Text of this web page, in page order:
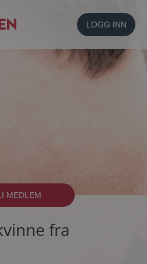
LOGG INN
MEDLEM
fra